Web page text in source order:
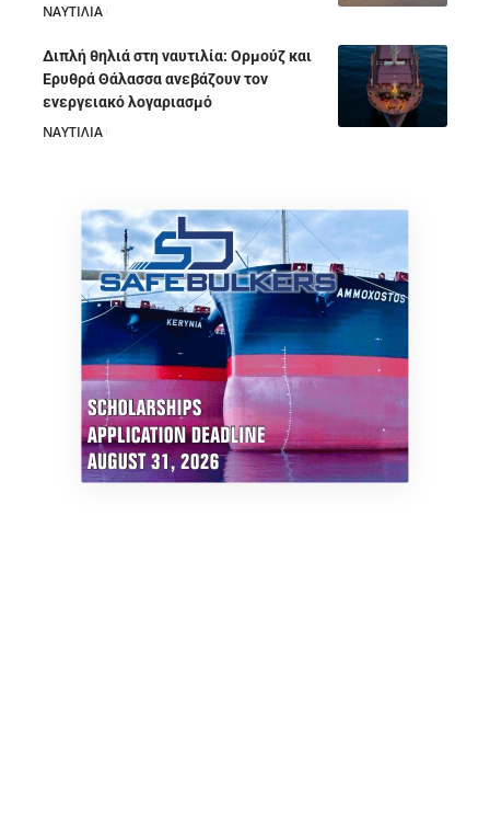
ΝΑΥΤΙΛΙΑ
Διπλή θηλιά στη ναυτιλία: Ορμούζ και
Ερυθρά Θάλασσα ανεβάζουν τον
ενεργειακό λογαριασμό
ΝΑΥΤΙΛΙΑ